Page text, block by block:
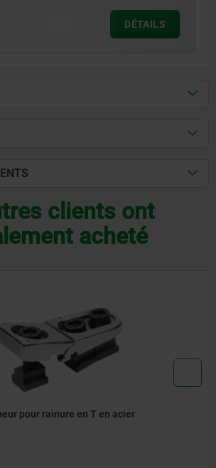
DÉTAILS
clients ont
acheté
pour rainure en T en acier